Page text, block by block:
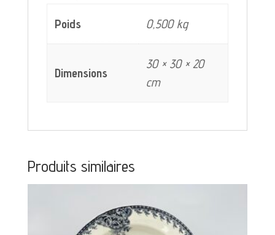
Poids 0,500 kg
Dimensions
30 × 30 × 20
cm
Produits similaires